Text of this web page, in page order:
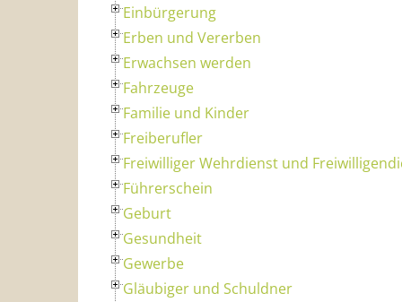
Einbürgerung
Erben und Vererben
Erwachsen werden
Fahrzeuge
Familie und Kinder
Freiberufler
Freiwilliger Wehrdienst und
Führerschein
Geburt
Gesundheit
Gewerbe
Gläubiger und Schuldner